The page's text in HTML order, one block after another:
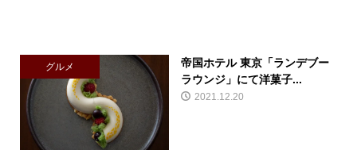
グルメ
帝国ホテル 東京「ランデブー
ラウンジ」にて洋菓子...
2021.12.20